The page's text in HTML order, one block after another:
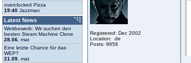
Registered: Dec 2002
Location: .de
Posts: 9656
overclocked Pizza
19:40 Jazzman
Latest News
Wettbewerb: Wir suchen den
besten Steam Machine Clone
28.06. mat
Eine letzte Chance für das
WEP?
21.09. mat